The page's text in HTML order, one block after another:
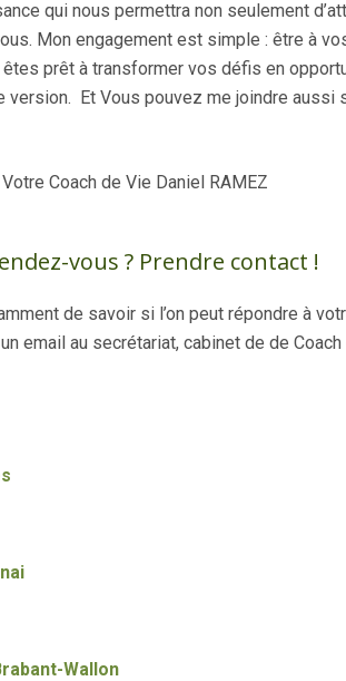
qui nous permettra non seulement
Mon engagement est simple : être à
prêt à transformer vos défis en
Et Vous pouvez me joindre aussi
Votre Coach de Vie Daniel RAMEZ
vous ? Prendre contact !
de savoir si l’on peut répondre à
email au secrétariat, cabinet de de
Wallon